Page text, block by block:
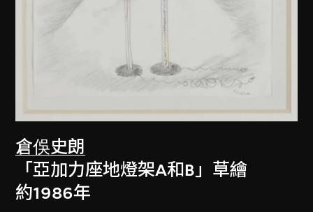
倉俁史朗
「亞加力座地燈架A和B」草繪
約1986年